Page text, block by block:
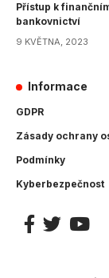
Přístup k
bankovnictví
9 KVĚTNA, 2023
Informace
GDPR
Zásady ochrany
Podmínky
Kyberbezpečnost